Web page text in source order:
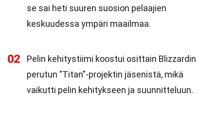
se sai heti suuren suosion pelaajien
keskuudessa ympäri maailmaa.
02
Pelin kehitystiimi koostui osittain Blizzardin
perutun "Titan"-projektin jäsenistä, mikä
vaikutti pelin kehitykseen ja suunnitteluun.